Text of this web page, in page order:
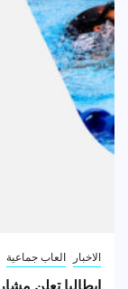
الاخبار العاب جماعية